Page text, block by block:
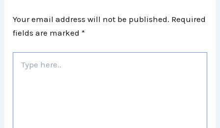
Your email address will not be published. Required
fields are marked*
here..